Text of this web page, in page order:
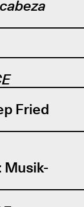
Fried
Musik-